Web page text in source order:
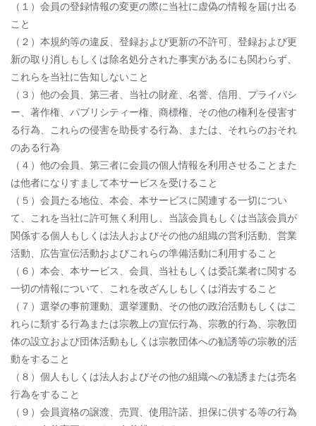
（１）会員の登録情報の変更の際に当社に虚偽の情報を届け出る
こと
（２）本規約等の違反、登録および更新の不許可、登録および更
新の取り消しもしくは除名処分された事実があるにも関わらず、
これらを当社に告知しないこと
（３）他の会員、第三者、当社の財産、名誉、信用、プライバシ
ー、著作権、パブリシティー権、商標権、その他の権利を侵害す
る行為、これらの侵害を助長する行為、または、それらのおそれ
のある行為
（４）他の会員、第三者に会員の個人情報を利用させることまた
は他者になりすまして本サービスを受けること
（５）会員たる地位、本会、本サービスに関連する一切につい
て、これを当社に許可無く利用し、当該会員もしくは当該会員が
関係する個人もしくは法人およびその他の組織の営利活動、営業
活動、広告宣伝活動およびこれらの準備活動に利用すること
（６）本会、本サービス、会員、当社もしくは委託業者に関する
一切の情報について、これを改ざんしもしくは消去すること
（７）選挙の事前運動、選挙運動、その他の政治活動もしくはこ
れらに類する行為または宗教上の宣伝行為、宗教的行為、宗教団
体の設立および団体活動もしくは宗教団体への勧誘等の宗教的活
動をすること
（８）個人もしくは法人およびその他の組織への勧誘または売名
行為をすること
（９）会員資格の譲渡、売買、使用許諾、担保に供する等の行為